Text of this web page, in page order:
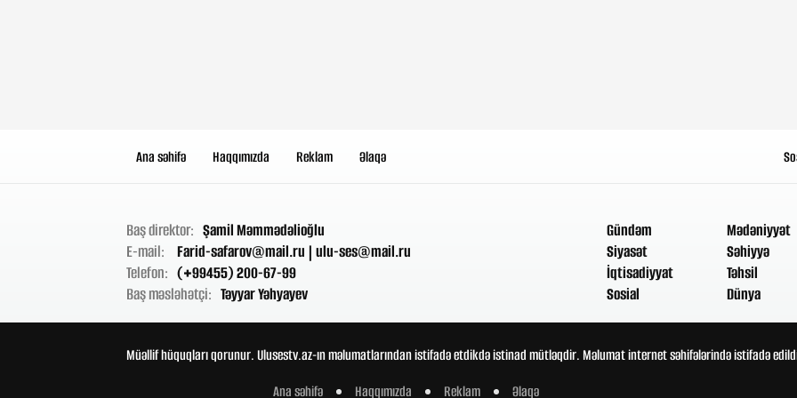
Ana səhifə Haqqımızda Reklam Əlaqə
Baş direktor: Şamil Məmmədəlioğlu
E-mail:
Farid-safarov@mail.ru | ulu-ses@mail.ru
Telefon: (+99455) 200-67-99
Baş məsləhətçi: Təyyar Yəhyayev
Gündəm
Siyasət
İqtisadiyyat
Sosial
Mədəniyyət
Səhiyyə
Təhsil
Dünya
Müəllif hüquqları qorunur. Ulusestv.az-ın məlumatlarından istifadə etdikdə istinad mütləqdir. Məlumat internet səhifələrində istifadə
Ana səhifə
Haqqımızda Reklam Əlaqə